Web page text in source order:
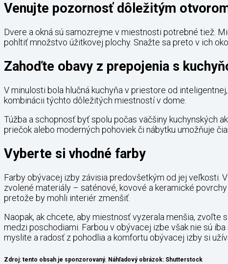
Venujte pozornosť dôležitým
Dvere a okná sú samozrejme v miestnosti potrebné tiež.
pohltiť množstvo úžitkovej plochy. Snažte sa preto v ich
Zahoďte obavy z prepojenia s
V minulosti bola hlučná kuchyňa v priestore od
kombinácii týchto dôležitých miestností v dome.
Túžba a schopnosť byť spolu počas väčšiny kuchynských
priečok alebo moderných pohoviek či nábytku umožňuje
Vyberte si vhodné farby
Farby obývacej izby závisia predovšetkým od jej veľkosti.
zvolené materiály – saténové, kovové a keramické
pretože by mohli interiér zmenšiť.
Naopak, ak chcete, aby miestnosť vyzerala menšia,
medzi poschodiami. Farbou v obývacej izbe však nie sú
myslite a radosť z pohodlia a komfortu obývacej izby si
Zdroj: tento obsah je sponzorovaný. Náhľadový obrázok: Shutterstock